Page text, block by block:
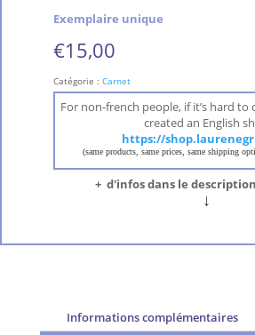
Exemplaire unique
€15,00
Catégorie :Carnet
For non-french people, if it’s hard
created an English
https://
(same products, same prices, same shipping
+ d'infos dans le
↓
Informations complémentaires